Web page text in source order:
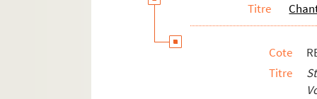
Titre
Cote
Titre